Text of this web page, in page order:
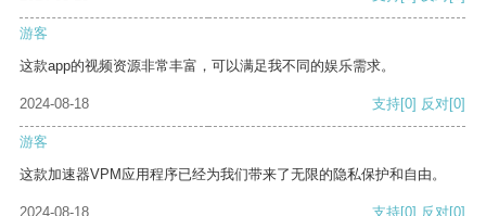
游客
这款app的视频资源非常丰富，可以满足我不同的娱乐需求。
2024-08-18 支持[0] 反对[0]
游客
这款加速器VPM应用程序已经为我们带来了无限的隐私保护和自由。
2024-08-18 支持[0] 反对[0]